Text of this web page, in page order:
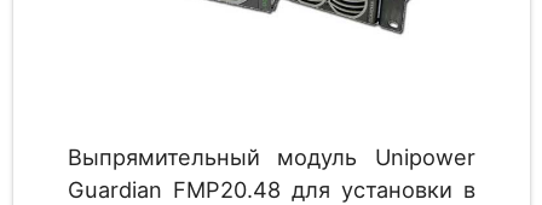
Выпрямительный модуль Unipower
Guardian FMP20.48 для установки в